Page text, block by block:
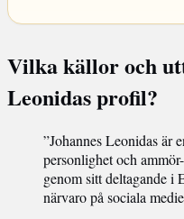
Vilka källor och
Leonidas profil?
”Johannes Leonidas är
personlighet och
genom sitt deltagande i
närvaro på sociala